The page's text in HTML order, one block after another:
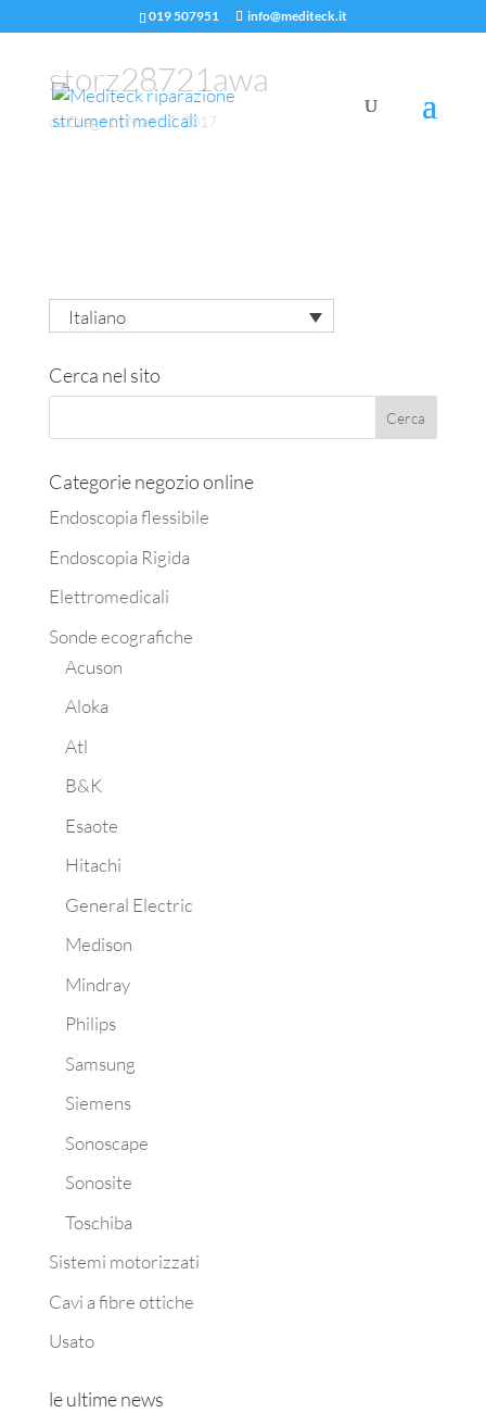
019 507951 info@mediteck.it
storz28721awa
daDiego1|Mar 22, 2017
Italiano
Cerca nel sito
Categorie negozio online
Endoscopia flessibile
Endoscopia Rigida
Elettromedicali
Sonde ecografiche
Acuson
Aloka
Atl
B&K
Esaote
Hitachi
General Electric
Medison
Mindray
Philips
Samsung
Siemens
Sonoscape
Sonosite
Toschiba
Sistemi motorizzati
Cavi a fibre ottiche
Usato
le ultime news